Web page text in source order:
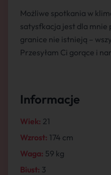
Możliwe spotkania w
satysfkacja jest dla
granice nie istnieją –
Przesyłam Ci gorące i
Informacje
Wiek: 21
Wzrost: 174 cm
Waga: 59 kg
Biust: 3